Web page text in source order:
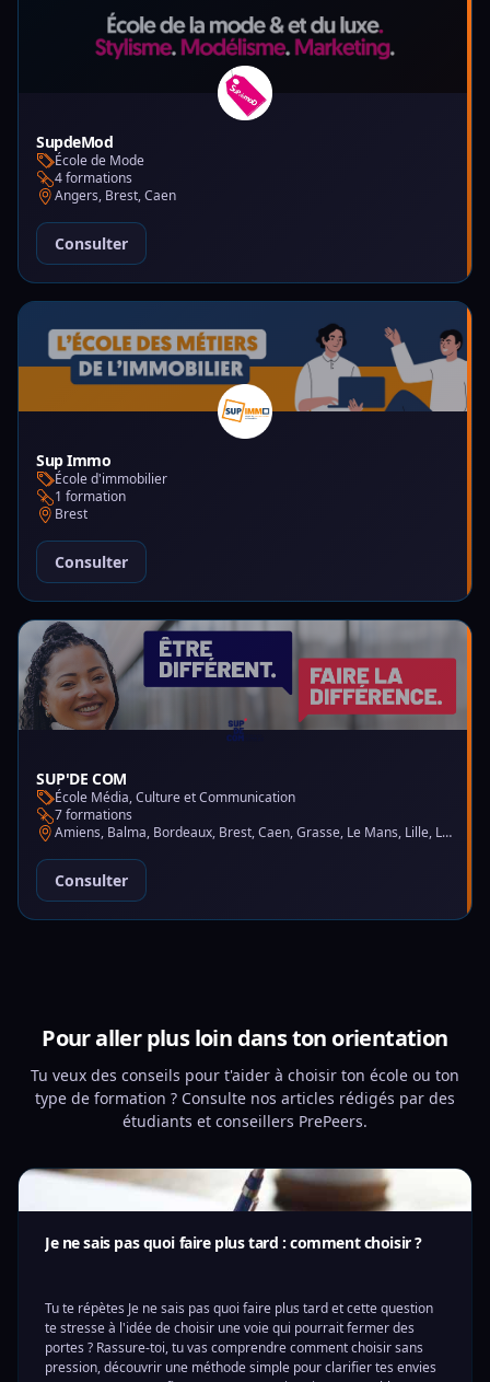
SupdeMod
École de Mode
4 formations
Angers, Brest, Caen
Consulter
Sup Immo
École d'immobilier
1 formation
Brest
Consulter
SUP'DE COM
École Média, Culture et Communication
7 formations
Amiens, Balma, Bordeaux, Brest, Caen, Grasse, Le Mans, Lille, Lyon, Montpellier, Nantes, Nice, Paris, Saint-Martin-d'Hères
Consulter
Pour aller plus loin dans ton orientation
Tu veux des conseils pour t'aider à choisir ton école ou ton
type de formation ? Consulte nos articles rédigés par des
étudiants et conseillers PrePeers.
Je ne sais pas quoi faire plus tard : comment choisir ?
Tu te répètes Je ne sais pas quoi faire plus tard et cette question
te stresse à l'idée de choisir une voie qui pourrait fermer des
portes ? Rassure-toi, tu vas comprendre comment choisir sans
pression, découvrir une méthode simple pour clarifier tes envies